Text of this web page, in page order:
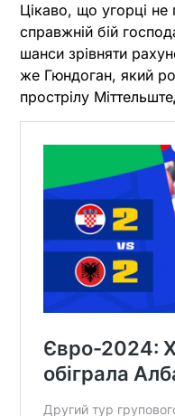
Цікаво, що угорці
справжній бій
шанси зрівняти
же Гюндоган, який
прострілу